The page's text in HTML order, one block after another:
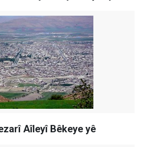
Aîleyî Bêkeye yê